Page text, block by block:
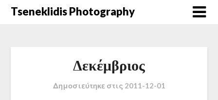
Μετάβαση
Tseneklidis Photography
Δεκέμβριος
Δημοσιεύτηκε στις 2011-12-01